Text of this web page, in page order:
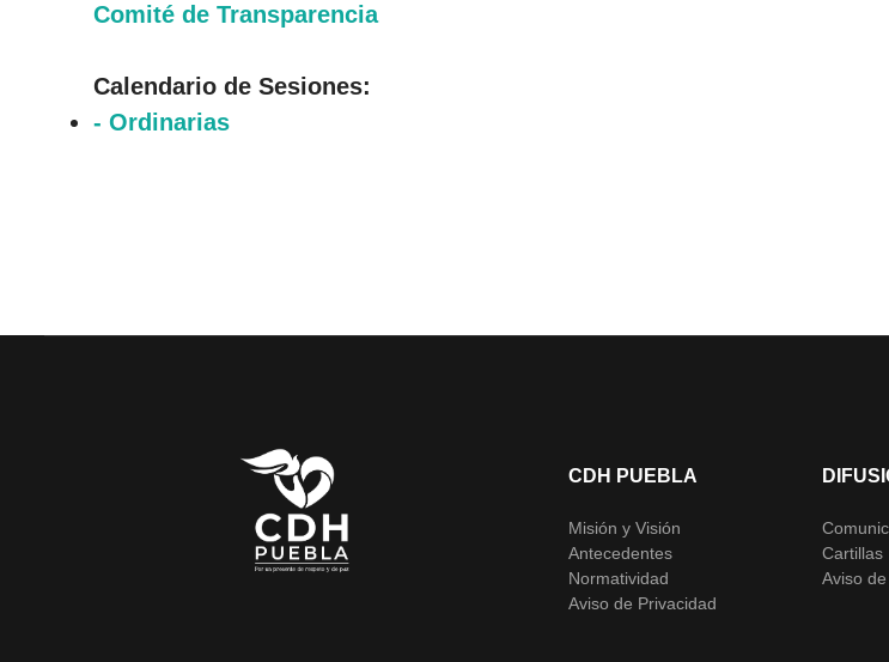
Comité de Transparencia
Calendario de Sesiones:
- Ordinarias
CDH PUEBLA
Misión y Visión
Antecedentes
Normatividad
Aviso de Privacidad
Cartillas
Aviso